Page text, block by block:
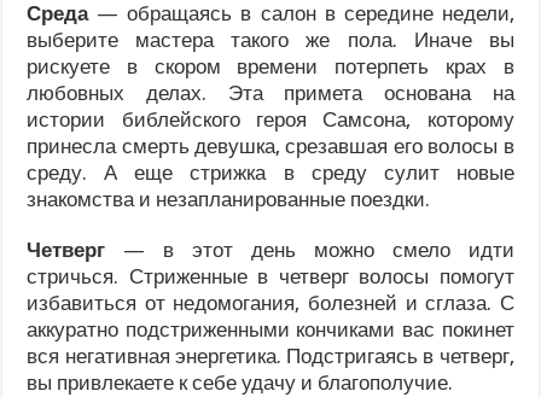
Среда— обращаясь в салон в середине недели,
выберите мастера такого же пола. Иначе вы
рискуете в скором времени потерпеть крах в
любовных делах. Эта примета основана на
истории библейского героя Самсона, которому
принесла смерть девушка, срезавшая его волосы в
среду. А еще стрижка в среду сулит новые
знакомства и незапланированные поездки.
Четверг — в этот день можно смело идти
стричься. Стриженные в четверг волосы помогут
избавиться от недомогания, болезней и сглаза. С
аккуратно подстриженными кончиками вас покинет
вся негативная энергетика. Подстригаясь в четверг,
вы привлекаете к себе удачу и благополучие.